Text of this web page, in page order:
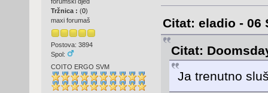
Tržnica : (0)
maxi forumaš
Postova: 3894
Spol:
COITO ERGO SVM
Citat: eladio - 06
Citat:
Ja trenutno